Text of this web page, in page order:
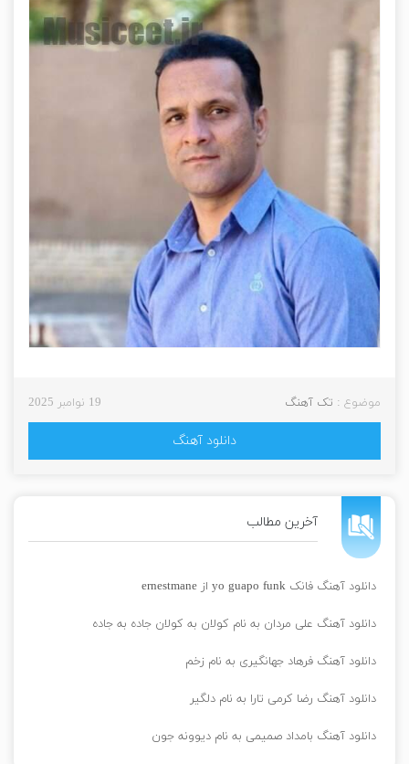
آخرین مطالب
دانلود آهنگ فانک yo guapo funk از ernestmane
دانلود آهنگ علی مردان به نام کولان به کولان جاده به جاده
دانلود آهنگ فرهاد جهانگیری به نام زخم
دانلود آهنگ رضا کرمی تارا به نام دلگیر
دانلود آهنگ بامداد صمیمی به نام دیوونه جون
موضوع : تک آهنگ 19 نوامبر 2025
دانلود آهنگ